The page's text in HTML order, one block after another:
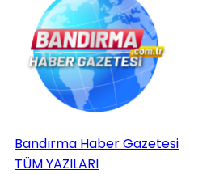
Bandırma Haber Gazetesi
TÜM YAZILARI